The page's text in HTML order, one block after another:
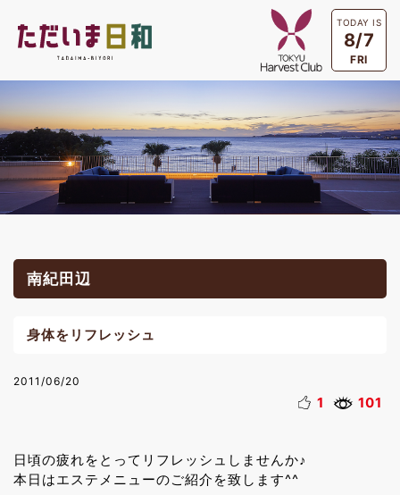
TODAY IS
8/7
FRI
南紀田辺
身体をリフレッシュ
2011/06/20
1 101
日頃の疲れをとってリフレッシュしませんか♪
本日はエステメニューのご紹介を致します^^